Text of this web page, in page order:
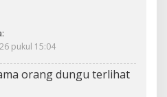
pukul 15:04
orang dungu terlihat